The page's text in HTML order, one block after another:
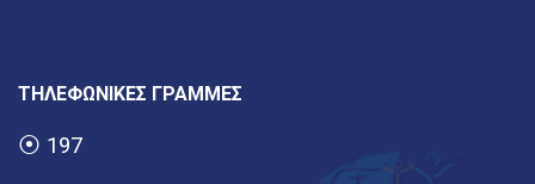
ΤΗΛΕΦΩΝΙΚΕΣ ΓΡΑΜΜΕΣ
⦿ 197